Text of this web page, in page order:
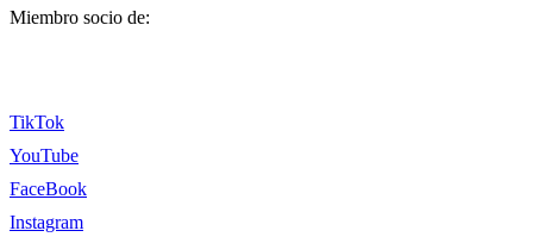
Miembro socio de:
TikTok
YouTube
FaceBook
Instagram